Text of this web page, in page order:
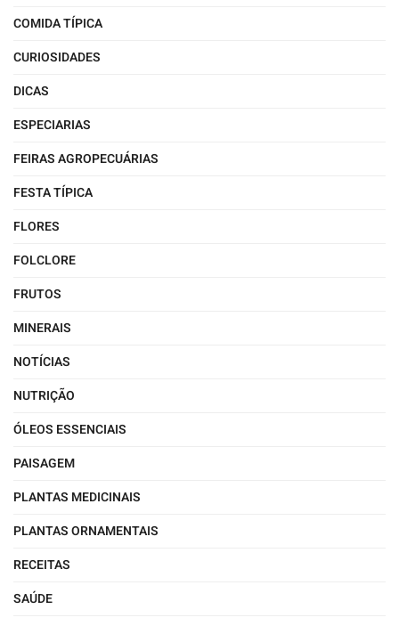
COMIDA TÍPICA
CURIOSIDADES
DICAS
ESPECIARIAS
FEIRAS AGROPECUÁRIAS
FESTA TÍPICA
FLORES
FOLCLORE
FRUTOS
MINERAIS
NOTÍCIAS
NUTRIÇÃO
ÓLEOS ESSENCIAIS
PAISAGEM
PLANTAS MEDICINAIS
PLANTAS ORNAMENTAIS
RECEITAS
SAÚDE